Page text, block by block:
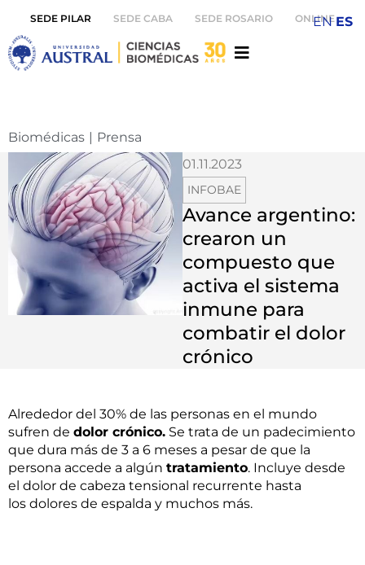
SEDE PILAR SEDE CABA SEDE ROSARIO ONLINE
Biomédicas | Prensa
01.11.2023
INFOBAE
Avance argentino:
crearon un
compuesto que
activa el sistema
inmune para
combatir el dolor
crónico
Alrededor del 30% de las personas en el mundo
sufren de dolor crónico. Se trata de un padecimiento
que dura más de 3 a 6 meses a pesar de que la
persona accede a algún tratamiento. Incluye desde
el dolor de cabeza tensional recurrente hasta
los dolores de espalda y muchos más.
EN ES